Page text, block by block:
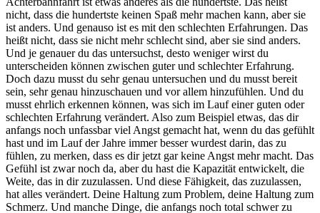
nicht, dass die hundertste keinen Spaß mehr machen kann, aber sie
ist anders. Und genauso ist es mit den schlechten Erfahrungen. Das
heißt nicht, dass sie nicht mehr schlecht sind, aber sie sind anders.
Und je genauer du das untersuchst, desto weniger wirst du
unterscheiden können zwischen guter und schlechter Erfahrung.
Doch dazu musst du sehr genau untersuchen und du musst bereit
sein, sehr genau hinzuschauen und vor allem hinzufühlen. Und du
musst ehrlich erkennen können, was sich im Lauf einer guten oder
schlechten Erfahrung verändert. Also zum Beispiel etwas, das dir
anfangs noch unfassbar viel Angst gemacht hat, wenn du das gefühlt
hast und im Lauf der Jahre immer besser wurdest darin, das zu
fühlen, zu merken, dass es dir jetzt gar keine Angst mehr macht. Das
Gefühl ist zwar noch da, aber du hast die Kapazität entwickelt, die
Weite, das in dir zuzulassen. Und diese Fähigkeit, das zuzulassen,
hat alles verändert. Deine Haltung zum Problem, deine Haltung zum
Schmerz. Und manche Dinge, die anfangs noch total schwer zu